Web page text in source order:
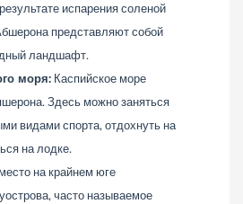
испарения соленой
представляют собой
ландшафт.
моря: Каспийское море
Здесь можно заняться
видами спорта, отдохнуть на
на лодке.
на крайнем юге
часто называемое